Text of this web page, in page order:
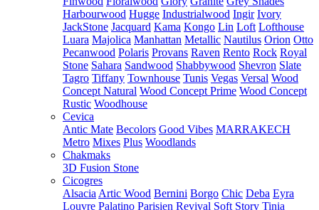
Harbourwood Hugge Industrialwood Ingir Ivory
JackStone Jacquard Kama Kongo Lin Loft Lofthouse
Luara Majolica Manhattan Metallic Nautilus Orion Otto
Pecanwood Polaris Provans Raven Rento Rock Royal
Stone Sahara Sandwood Shabbywood Shevron Slate
Tagro Tiffany Townhouse Tunis Vegas Versal Wood
Concept Natural Wood Concept Prime Wood Concept
Rustic Woodhouse
Cevica
Antic Mate Becolors Good Vibes MARRAKECH
Metro Mixes Plus Woodlands
Chakmaks
3D Fusion Stone
Cicogres
Alsacia Artic Wood Bernini Borgo Chic Deba Eyra
Louvre Palatino Parisien Revival Soft Story Tinia